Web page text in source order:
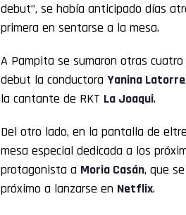
debut”, se había anticipado días
primera en sentarse a la mesa.
A Pampita se sumaron otras
debut la conductora Yanina Latorre
la cantante de RKT La Joaqui.
Del otro lado, en la pantalla de
mesa especial dedicada a los
protagonista a Moria Casán, que
próximo a lanzarse en Netflix.